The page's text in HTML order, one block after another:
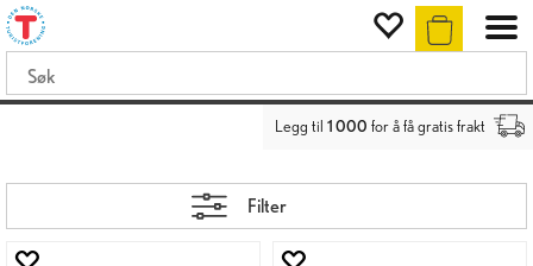
Legg til 1 000 for å få gratis frakt
Filter